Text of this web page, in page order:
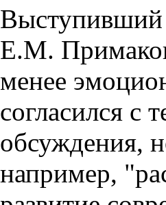
Е.М.
менее
согласился с
обсуждения,
например,